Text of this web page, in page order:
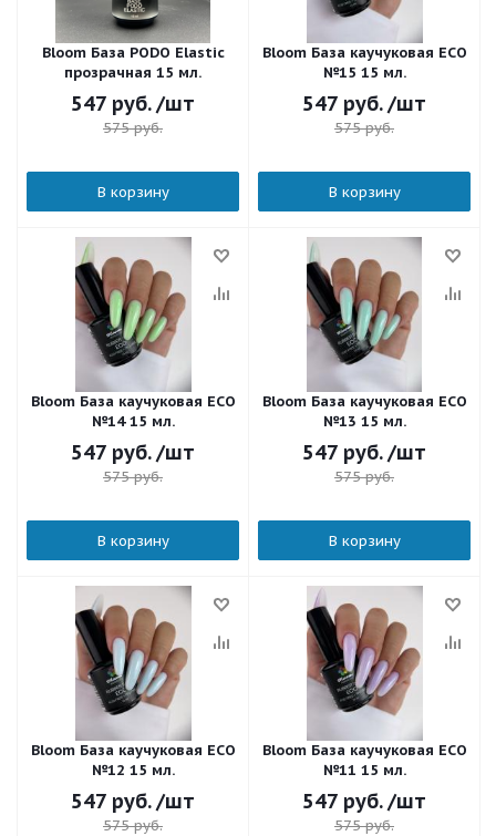
Bloom База PODO Elastic
прозрачная 15 мл.
547 руб. /шт
575руб.
В корзину
Bloom База каучуковая ECO
№15 15 мл.
547 руб. /шт
575руб.
В корзину
Bloom База каучуковая ECO
№14 15 мл.
547 руб. /шт
575руб.
В корзину
Bloom База каучуковая ECO
№13 15 мл.
547 руб. /шт
575руб.
В корзину
Bloom База каучуковая ECO
№12 15 мл.
547 руб. /шт
575руб.
Bloom База каучуковая ECO
№11 15 мл.
547 руб. /шт
575руб.